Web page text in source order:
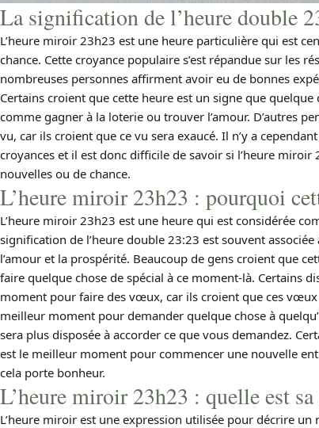
La signification de l’heure double
L’heure miroir 23h23 est une heure particulière qui est
chance. Cette croyance populaire s’est répandue sur les
nombreuses personnes affirment avoir eu de bonnes
Certains croient que cette heure est un signe que
comme gagner à la loterie ou trouver l’amour. D’autres
vu, car ils croient que ce vu sera exaucé. Il n’y a
croyances et il est donc difficile de savoir si l’heure
nouvelles ou de chance.
L’heure miroir 23h23 : pourquoi
L’heure miroir 23h23 est une heure qui est considérée
signification de l’heure double 23:23 est souvent
l’amour et la prospérité. Beaucoup de gens croient que
faire quelque chose de spécial à ce moment-là. Certains
moment pour faire des vœux, car ils croient que ces vœux
meilleur moment pour demander quelque chose à
sera plus disposée à accorder ce que vous demandez.
est le meilleur moment pour commencer une nouvelle
cela porte bonheur.
L’heure miroir 23h23 : quelle est
L’heure miroir est une expression utilisée pour décrire